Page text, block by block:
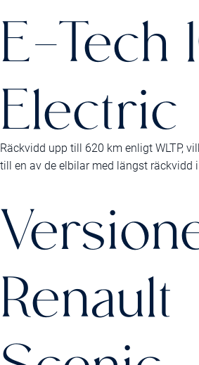
E-Tech
Electric
Räckvidd upp till 620 km enligt WLTP,
till en av de elbilar med längst räckvidd
Renault